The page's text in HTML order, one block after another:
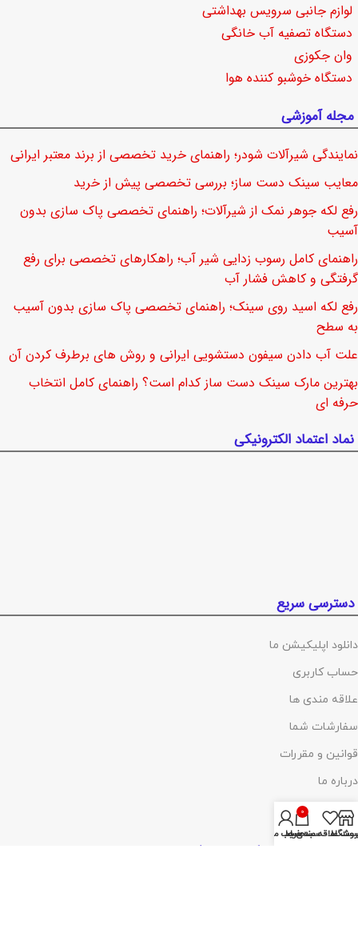
لوازم جانبی سرویس بهداشتی
دستگاه تصفیه آب خانگی
وان جکوزی
دستگاه خوشبو کننده هوا
مجله آموزشی
نمایندگی شیرآلات شودر؛ راهنمای خرید تخصصی از برند معتبر ایرانی
معایب سینک دست ساز؛ بررسی تخصصی پیش از خرید
رفع لکه جوهر نمک از شیرآلات؛ راهنمای تخصصی پاک سازی بدون
آسیب
راهنمای کامل رسوب زدایی شیر آب؛ راهکارهای تخصصی برای رفع
گرفتگی و کاهش فشار آب
رفع لکه اسید روی سینک؛ راهنمای تخصصی پاک سازی بدون آسیب
به سطح
علت آب دادن سیفون دستشویی ایرانی و روش های برطرف کردن آن
بهترین مارک سینک دست ساز کدام است؟ راهنمای کامل انتخاب
حرفه ای
نماد اعتماد الکترونیکی
دسترسی سریع
دانلود اپلیکیشن ما
حساب کاربری
علاقه مندی ها
سفارشات شما
قوانین و مقررات
درباره ما
تماس با ما
پرداخت توسط کلیه کارت‌های بانکی
علاقه مندی ها
0
سبد خرید
حساب من